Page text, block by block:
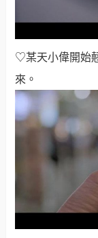
♡某天小偉開始
來。